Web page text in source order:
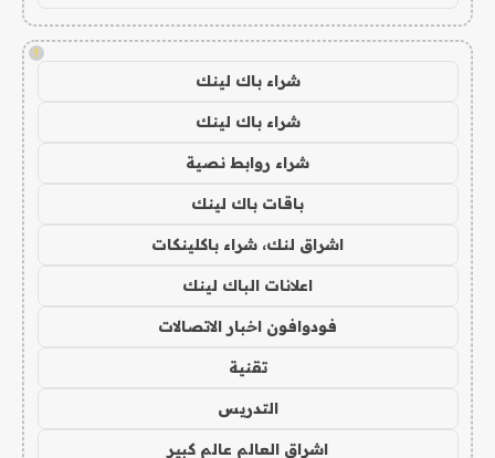
!
شراء باك لينك
شراء باك لينك
شراء روابط نصية
باقات باك لينك
اشراق لنك، شراء باكلينكات
اعلانات الباك لينك
فودوافون اخبار الاتصالات
تقنية
التدريس
اشراق العالم عالم كبير